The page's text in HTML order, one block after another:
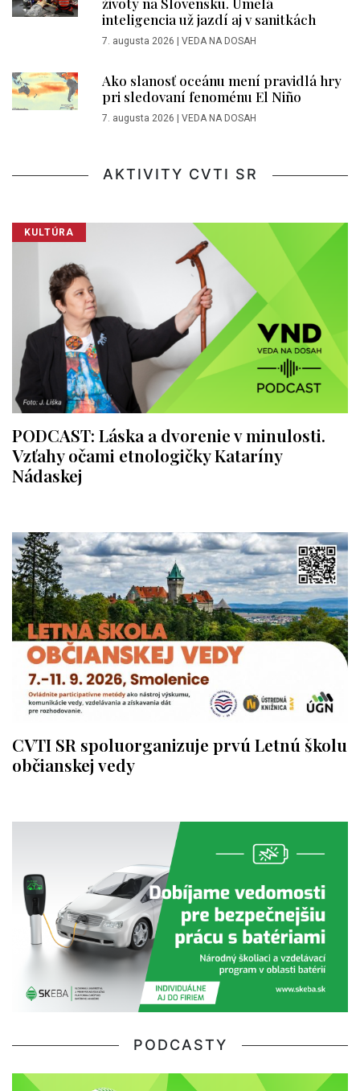
inteligencia už jazdí aj v sanitkách
7. augusta 2026 VEDA NA DOSAH
Ako slanosť oceánu mení pravidlá hry
pri sledovaní fenoménu El Niño
7. augusta 2026 VEDA NA DOSAH
AKTIVITY CVTI SR
KULTÚRA
PODCAST: Láska a dvorenie v minulosti.
Vzťahy očami etnologičky Kataríny
Nádaskej
CVTI SR spoluorganizuje prvú Letnú školu
občianskej vedy
PODCASTY